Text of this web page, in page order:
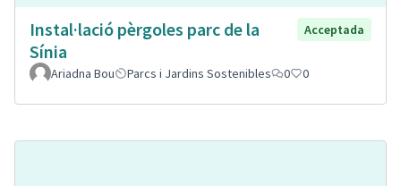
Instal·lació pèrgoles parc de la
Sínia
Acceptada
Ariadna Bou Parcs i Jardins Sostenibles 0 0